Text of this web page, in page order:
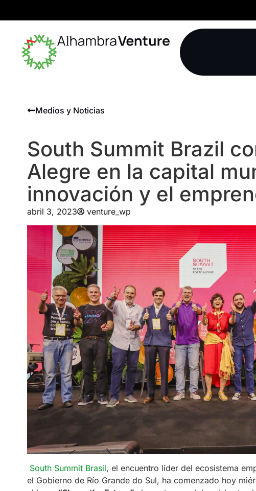
Medios y Noticias
South Summit Brazil
Alegre en la capital
innovación y el
abril 3, 2023 venture_wp
South Summit Brasil, el encuentro líder del ecosistema
el Gobierno de Río Grande do Sul, ha comenzado hoy